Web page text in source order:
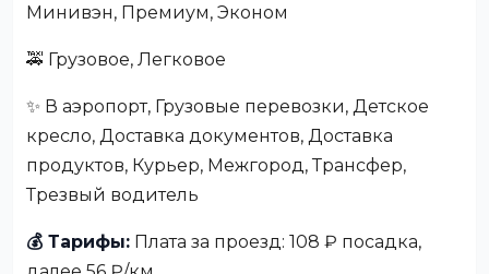
Минивэн, Премиум, Эконом
🚕 Грузовое, Легковое
✨ В аэропорт, Грузовые перевозки, Детское
кресло, Доставка документов, Доставка
продуктов, Курьер, Межгород, Трансфер,
Трезвый водитель
💰 Тарифы: Плата за проезд: 108 ₽ посадка,